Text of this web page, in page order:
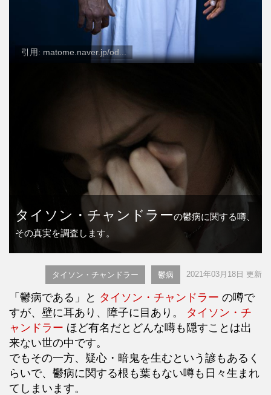
引用: matome.naver.jp/od...
タイソン・チャンドラーの鬱病に関する噂、
その真実を調査します。
タイソン・チャンドラー 鬱病 2021年03月18日 更新
「鬱病である」と タイソン・チャンドラー の噂で
すが、壁に耳あり、障子に目あり。 タイソン・チ
ャンドラー ほど有名だとどんな噂も隠すことは出
来ない世の中です。
でもその一方、疑心・暗鬼を生むという諺もあるく
らいで、鬱病に関する根も葉もない噂も日々生まれ
てしまいます。